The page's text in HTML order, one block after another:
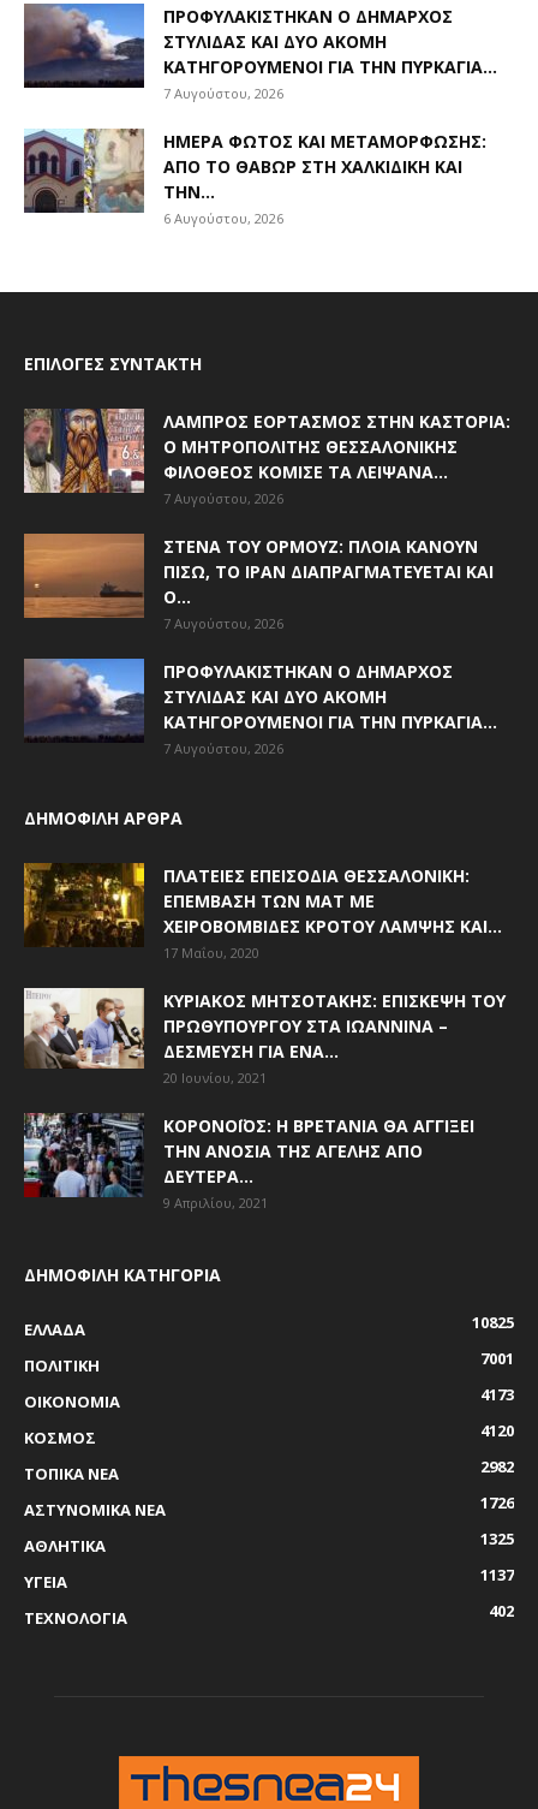
ΠΡΟΦΥΛΑΚΊΣΤΗΚΑΝ Ο ΔΉΜΑΡΧΟΣ
ΣΤΥΛΊΔΑΣ ΚΑΙ ΔΎΟ ΑΚΌΜΗ
ΚΑΤΗΓΟΡΟΎΜΕΝΟΙ ΓΙΑ ΤΗΝ ΠΥΡΚΑΓΙΆ...
7 Αυγούστου, 2026
ΗΜΈΡΑ ΦΩΤΌΣ ΚΑΙ ΜΕΤΑΜΌΡΦΩΣΗΣ:
ΑΠΌ ΤΟ ΘΑΒΏΡ ΣΤΗ ΧΑΛΚΙΔΙΚΉ ΚΑΙ
ΤΗΝ...
6 Αυγούστου, 2026
ΕΠΙΛΟΓΈΣ ΣΥΝΤΆΚΤΗ
ΛΑΜΠΡΌΣ ΕΟΡΤΑΣΜΌΣ ΣΤΗΝ ΚΑΣΤΟΡΙΆ:
Ο ΜΗΤΡΟΠΟΛΊΤΗΣ ΘΕΣΣΑΛΟΝΊΚΗΣ
ΦΙΛΌΘΕΟΣ ΚΌΜΙΣΕ ΤΑ ΛΕΊΨΑΝΑ...
7 Αυγούστου, 2026
ΣΤΕΝΆ ΤΟΥ ΟΡΜΟΎΖ: ΠΛΟΊΑ ΚΆΝΟΥΝ
ΠΊΣΩ, ΤΟ ΙΡΆΝ ΔΙΑΠΡΑΓΜΑΤΕΎΕΤΑΙ ΚΑΙ
Ο...
7 Αυγούστου, 2026
ΠΡΟΦΥΛΑΚΊΣΤΗΚΑΝ Ο ΔΉΜΑΡΧΟΣ
ΣΤΥΛΊΔΑΣ ΚΑΙ ΔΎΟ ΑΚΌΜΗ
ΚΑΤΗΓΟΡΟΎΜΕΝΟΙ ΓΙΑ ΤΗΝ ΠΥΡΚΑΓΙΆ...
7 Αυγούστου, 2026
ΔΗΜΟΦΙΛΗ ΑΡΘΡΑ
ΠΛΑΤΕΊΕΣ ΕΠΕΙΣΌΔΙΑ ΘΕΣΣΑΛΟΝΊΚΗ:
ΕΠΈΜΒΑΣΗ ΤΩΝ ΜΑΤ ΜΕ
ΧΕΙΡΟΒΟΜΒΊΔΕΣ ΚΡΌΤΟΥ ΛΆΜΨΗΣ ΚΑΙ...
17 Μαΐου, 2020
ΚΥΡΙΆΚΟΣ ΜΗΤΣΟΤΆΚΗΣ: ΕΠΊΣΚΕΨΗ ΤΟΥ
ΠΡΩΘΥΠΟΥΡΓΟΎ ΣΤΑ ΙΩΆΝΝΙΝΑ –
ΔΈΣΜΕΥΣΗ ΓΙΑ ΈΝΑ...
20 Ιουνίου, 2021
ΚΟΡΟΝΟΪΌΣ: Η ΒΡΕΤΑΝΊΑ ΘΑ ΑΓΓΊΞΕΙ
ΤΗΝ ΑΝΟΣΊΑ ΤΗΣ ΑΓΈΛΗΣ ΑΠΌ
ΔΕΥΤΈΡΑ...
9 Απριλίου, 2021
ΔΗΜΟΦΙΛΗ ΚΑΤΗΓΟΡΙΑ
ΕΛΛΑΔΑ
10825
ΠΟΛΙΤΙΚΗ
7001
ΟΙΚΟΝΟΜΙΑ
4173
ΚΟΣΜΟΣ
4120
ΤΟΠΙΚΑ ΝΕΑ
2982
ΑΣΤΥΝΟΜΙΚΑ ΝΕΑ
1726
ΑΘΛΗΤΙΚΑ
1325
ΥΓΕΙΑ
1137
ΤΕΧΝΟΛΟΓΙΑ
402